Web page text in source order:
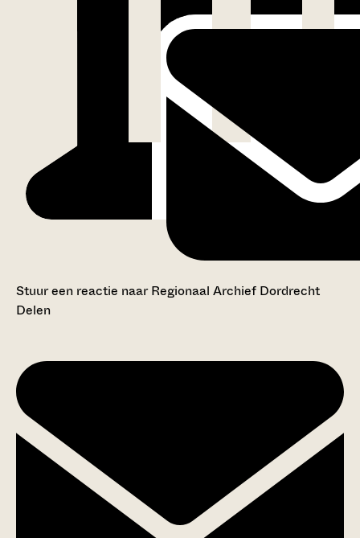
Stuur een reactie naar Regionaal Archief Dordrecht
Delen